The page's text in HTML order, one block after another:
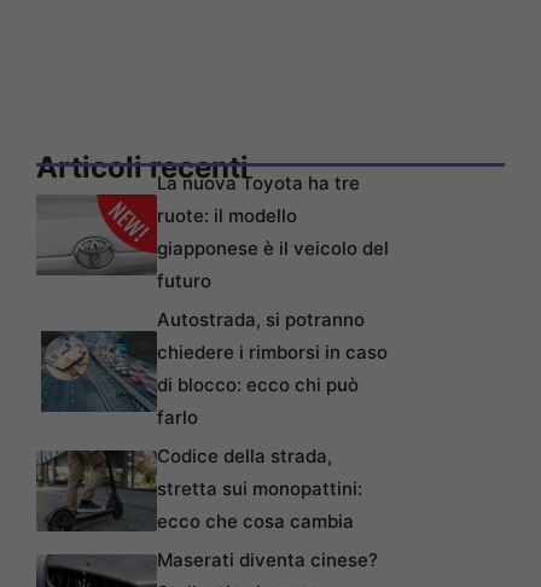
Articoli recentiLa nuova Toyota ha tre
ruote: il modello
giapponese è il veicolo del
futuro
Autostrada, si potranno
chiedere i rimborsi in caso
di blocco: ecco chi può
farlo
Codice della strada,
stretta sui monopattini:
ecco che cosa cambia
Maserati diventa cinese?